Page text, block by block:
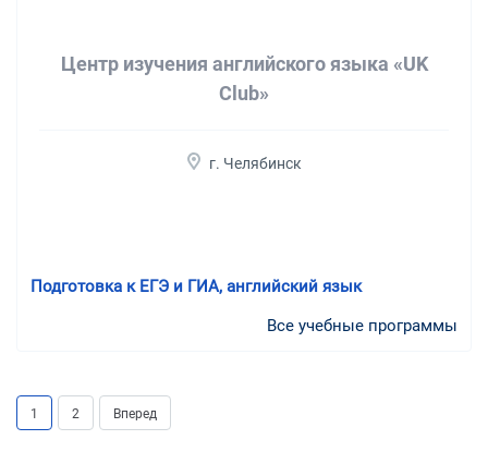
Центр изучения английского языка «UK
Club»
г. Челябинск
Подготовка к ЕГЭ и ГИА, английский язык
Все учебные программы
1 2 Вперед